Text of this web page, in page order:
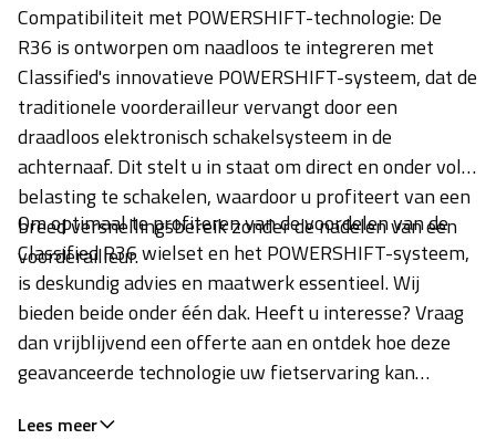
Compatibiliteit met POWERSHIFT-technologie:De
R36 is ontworpen om naadloos te integreren met
Classified's innovatieve POWERSHIFT-systeem, dat de
traditionele voorderailleur vervangt door een
draadloos elektronisch schakelsysteem in de
achternaaf. Dit stelt u in staat om direct en onder volle
belasting te schakelen, waardoor u profiteert van een
breed versnellingsbereik zonder de nadelen van een
voorderailleur.
Om optimaal te profiteren van de voordelen van de
Classified R36 wielset en het POWERSHIFT-systeem,
is deskundig advies en maatwerk essentieel. Wij
bieden beide onder één dak. Heeft u interesse? Vraag
dan vrijblijvend een offerte aan en ontdek hoe deze
geavanceerde technologie uw fietservaring kan
Lees meer